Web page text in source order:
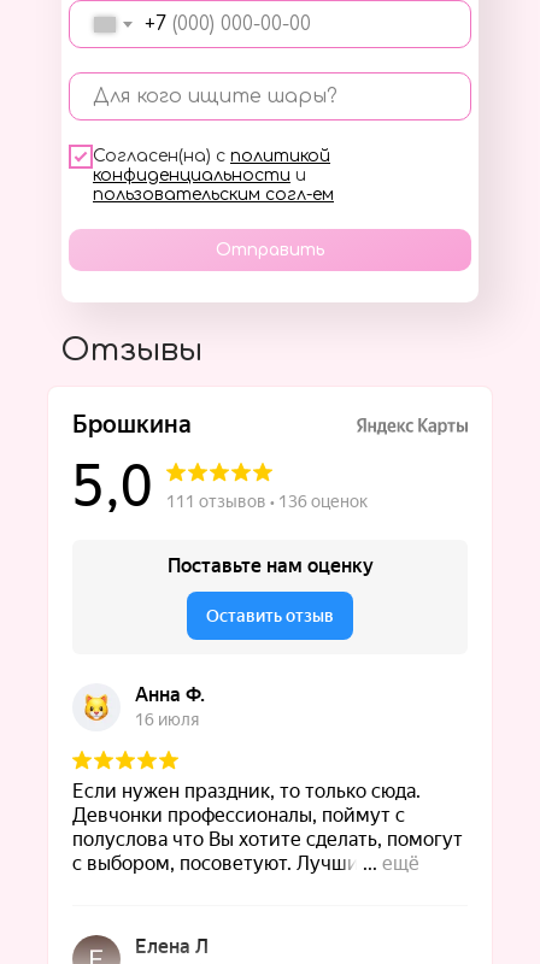
+7
Для кого ищите шары?
Согласен(на) с политикой
конфиденциальности и
пользовательским согл-ем
Отправить
Отзывы